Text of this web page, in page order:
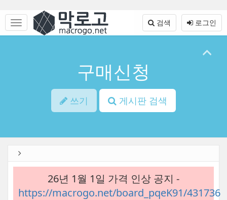
문
로
메
토
로그인
검색
구매신청
쓰기 게시판 검색
26년 1월 1일 가격 인상 공지 -
https://macrogo.net/board_pqeK91/431736